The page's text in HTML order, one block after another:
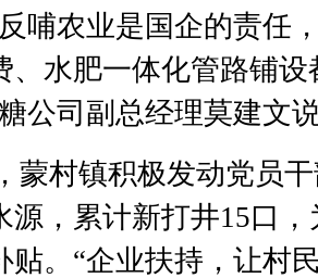
哺农业是国企的责任
、水肥一体化管路铺
公司副总经理莫建文
蒙村镇积极发动党员
源，累计新打井15口
贴。“企业扶持，让村